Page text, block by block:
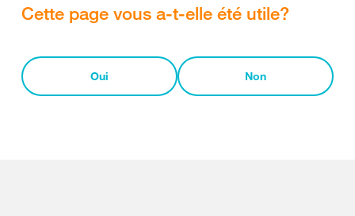
Cette page vous a-t-elle été utile?
Oui Non